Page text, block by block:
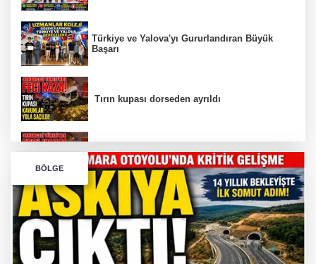
Türkiye ve Yalova'yı Gururlandıran Büyük
Başarı
Tırın kupası dorseden ayrıldı
Bursa’da Orhangazi Tüneli’nde feci kaza:
İHRACAT REKORU VAR, PEKİ EMEĞİN
KARŞILIĞI NEREDE?
BÖLGE